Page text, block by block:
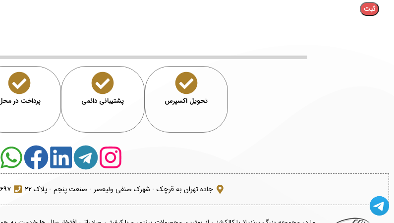
تحویل اکسپرس پشتیبانی دائمی پرداخت در
جاده تهران به قرچک - شهرک صنفی ولیعصر - صنعت پنجم - پلاک ۲۲